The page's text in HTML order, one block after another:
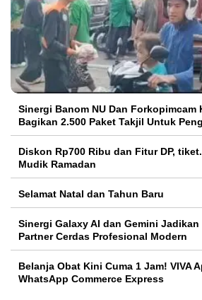
Sinergi Banom NU Dan Forkopimcam
Bagikan 2.500 Paket Takjil Untuk
Diskon Rp700 Ribu dan Fitur DP,
Mudik Ramadan
Selamat Natal dan Tahun Baru
Sinergi Galaxy AI dan Gemini Jadikan
Partner Cerdas Profesional Modern
Belanja Obat Kini Cuma 1 Jam! VIVA
WhatsApp Commerce Express